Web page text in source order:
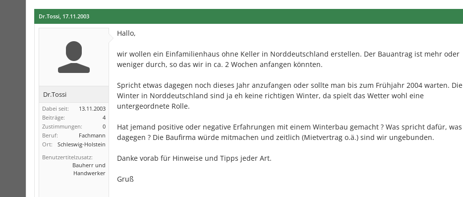
Dr.Tossi, 17.11.2003
Dr.Tossi
Dabei seit:
13.11.2003
Beiträge:
4
Zustimmungen:
0
Beruf:
Fachmann
Ort:
Schleswig-Holstein
Benutzertitelzusatz:
Bauherr und
Handwerker
Hallo,
wir wollen ein Einfamilienhaus ohne Keller in Norddeutschland erstellen. Der Bauantrag ist mehr oder
weniger durch, so das wir in ca. 2 Wochen anfangen könnten.
Spricht etwas dagegen noch dieses Jahr anzufangen oder sollte man bis zum Frühjahr 2004 warten. Die
Winter in Norddeutschland sind ja eh keine richtigen Winter, da spielt das Wetter wohl eine
untergeordnete Rolle.
Hat jemand positive oder negative Erfahrungen mit einem Winterbau gemacht ? Was spricht dafür, was
dagegen ? Die Baufirma würde mitmachen und zeitlich (Mietvertrag o.ä.) sind wir ungebunden.
Danke vorab für Hinweise und Tipps jeder Art.
Gruß